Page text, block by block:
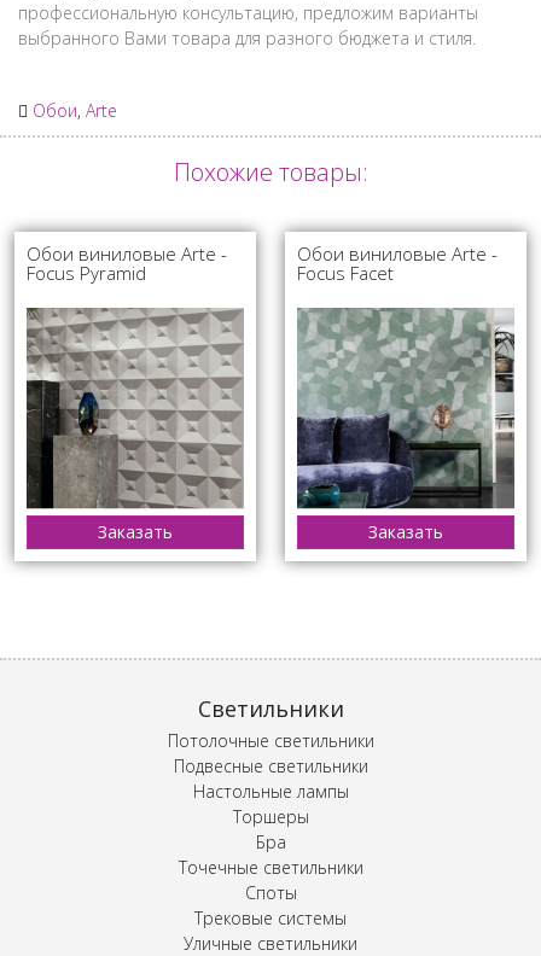
профессиональную консультацию, предложим варианты
выбранного Вами товара для разного бюджета и стиля.
Обои, Arte
Похожие товары:
Обои виниловые Arte -
Focus Pyramid
Заказать
Обои виниловые Arte -
Focus Facet
Заказать
Светильники
Потолочные светильники
Подвесные светильники
Настольные лампы
Торшеры
Бра
Точечные светильники
Споты
Трековые системы
Уличные светильники